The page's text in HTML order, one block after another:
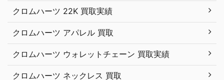
クロムハーツ 22K 買取実績
クロムハーツ アパレル 買取
クロムハーツ ウォレットチェーン 買取実績
クロムハーツ ネックレス 買取